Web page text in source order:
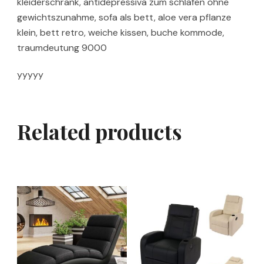
gewichtszunahme, sofa als bett, aloe vera pflanze
klein, bett retro, weiche kissen, buche kommode,
traumdeutung 9000
yyyyy
Related products